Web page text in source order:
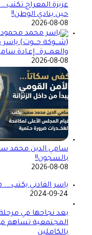
حين ينادي الوطن!!
2026-08-08
(شـــوكة حـــوت)
والعمـــرة…إعـادة
2026-08-08
سامي الدين محمد
بالسجون!!
2026-08-08
ياسر الفادني
2024-09-24
بعد نجاحها في مرحلة
المجتمعية تساهم
بالكاملين